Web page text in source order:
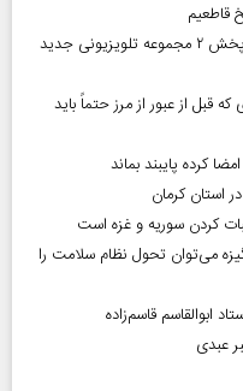
قاطعیم
هنرمند منحصر‌به‌فردی را از دست دادیم/ پخش ۲ مجموعه تلویزیونی جدید
آغاز شد؛ ۱۰ توصیه‌ای که قبل از عبور از مرز حتماً باید
کرده پایبند بماند
کردن سوریه و غزه است
می‌توان تحول نظام سلامت را
ابوالقاسم قاسم‌زاده
عبدی